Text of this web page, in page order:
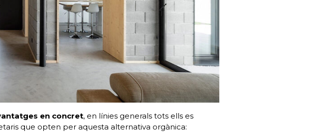
en concret, en línies generals tots ells es
que opten per aquesta alternativa orgànica: